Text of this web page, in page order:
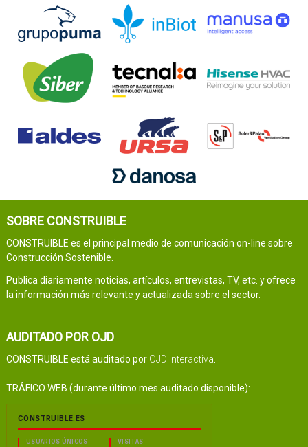
SOBRE CONSTRUIBLE
CONSTRUIBLE es el principal medio de comunicación on-line sobre
Construcción Sostenible.
Publica diariamente noticias, artículos, entrevistas, TV, etc. y ofrece
la información más relevante y actualizada sobre el sector.
AUDITADO POR OJD
CONSTRUIBLE está auditado por OJD Interactiva
TRÁFICO WEB (durante último mes auditado disponible):